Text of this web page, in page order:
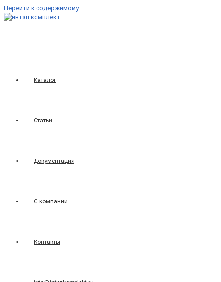
Перейти к содержимому
Каталог
Статьи
Документация
О компании
Контакты